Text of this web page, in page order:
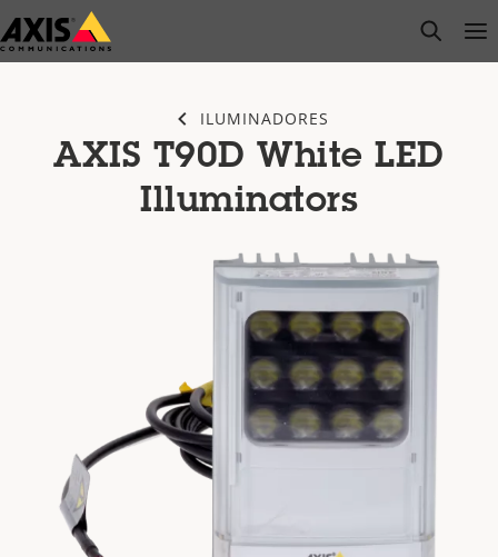
Pular
para
open
ILUMINADORES
AXIS T90D White LED
Illuminators